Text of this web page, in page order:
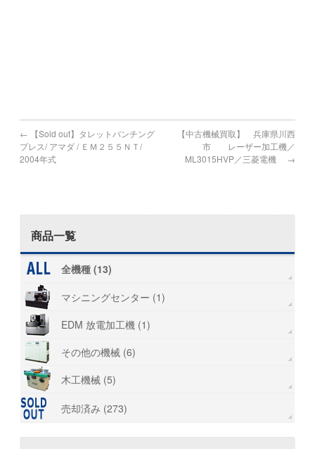
← 【Sold out】タレットパンチング
プレス/ アマダ / ＥＭ２５５ＮＴ/
2004年式
【中古機械買取】 兵庫県川西
市 レーザー加工機／
ML3015HVP／三菱電機 →
商品一覧
全機種 (13)
マシニングセンター (1)
EDM 放電加工機 (1)
その他の機械 (6)
木工機械 (5)
売却済み (273)